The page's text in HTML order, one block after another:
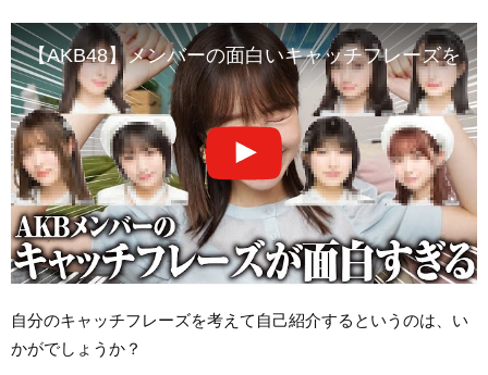
【AKB48】メンバーの面白いキャッチフレーズを
自分のキャッチフレーズを考えて自己紹介するというのは、い
かがでしょうか？